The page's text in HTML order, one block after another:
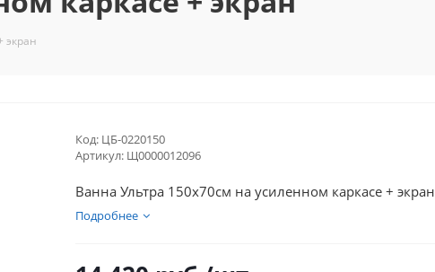
экран
Код: ЦБ-0220150
Артикул: Щ0000012096
Ванна Ультра 150х70см на усиленном каркасе + экран
Подробнее